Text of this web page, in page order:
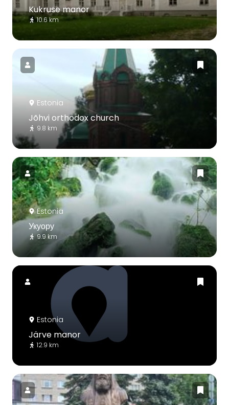
Kukruse manor
10.6 km
Estonia
Jõhvi orthodox church
9.8 km
Estonia
Укуору
9.9 km
Estonia
Järve manor
12.9 km